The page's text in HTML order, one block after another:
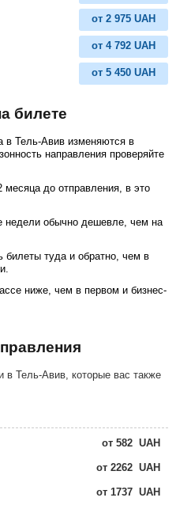
от 2 975 UAH
от 4 792 UAH
от 5 450 UAH
билете
в Тель-Авив изменяются в
направления проверяйте
до отправления, в это
недели обычно дешевле, чем на
билеты туда и обратно, чем в
ниже, чем в первом и бизнес-
в Тель-Авив, которые вас также
от 582 UAH
от 2262 UAH
от 1737 UAH